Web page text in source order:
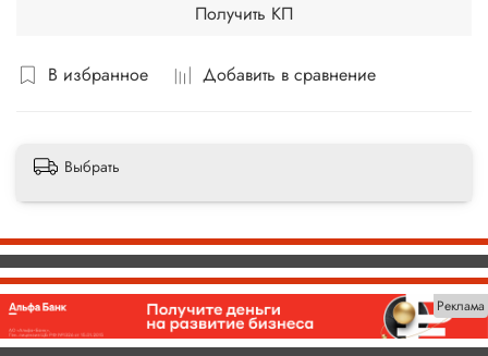
В избранное Добавить в сравнение
Получить КП
Выбрать
Реклама